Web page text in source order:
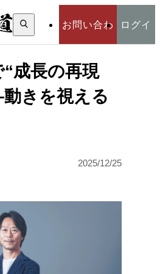
お問い合わ
せ
ログイ
検
索:
検索
成長の再現
きを視える
2025/12/25